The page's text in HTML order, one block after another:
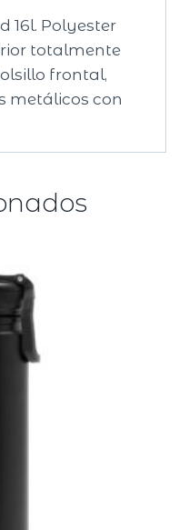
16l. Polyester
totalmente
frontal,
metálicos con